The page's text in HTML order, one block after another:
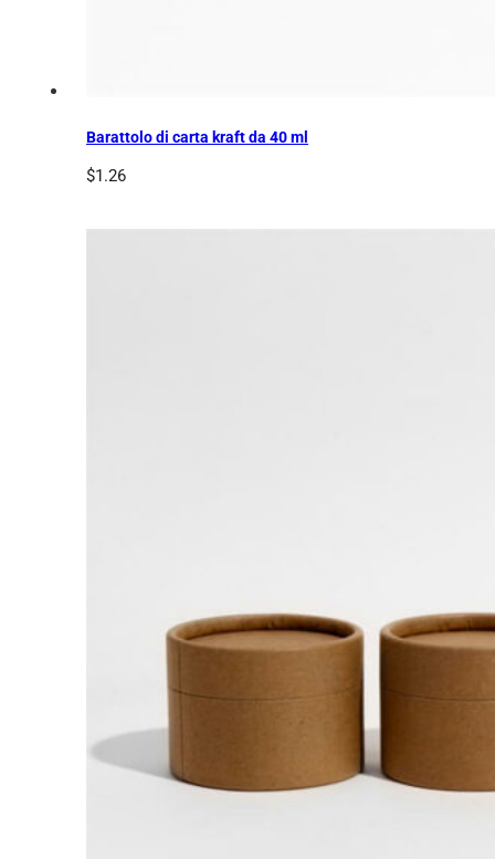
Barattolo di carta kraft da 40 ml
$1.26